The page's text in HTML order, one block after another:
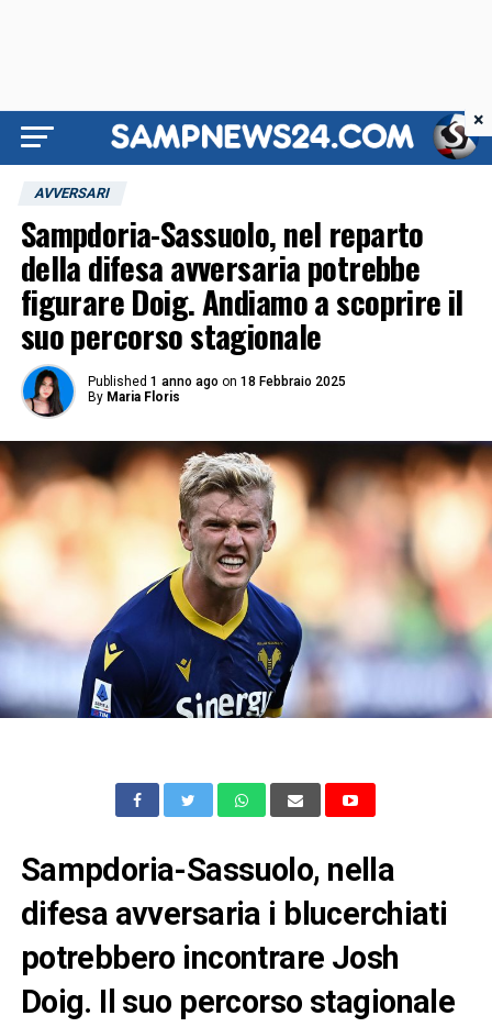
AVVERSARI
Sampdoria-Sassuolo, nel reparto
della difesa avversaria potrebbe
figurare Doig. Andiamo a scoprire il
suo percorso stagionale
Published 1 anno ago on 18 Febbraio 2025
By Maria Floris
Sampdoria-Sassuolo, nella
difesa avversaria i blucerchiati
potrebbero incontrare Josh
Doig. Il suo percorso stagionale
×